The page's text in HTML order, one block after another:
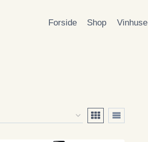
Forside Shop Vinhuse